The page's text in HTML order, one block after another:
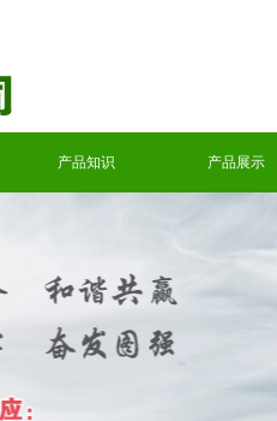
产品知识 产品展示